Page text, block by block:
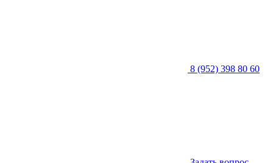
8 (952) 398 80 60